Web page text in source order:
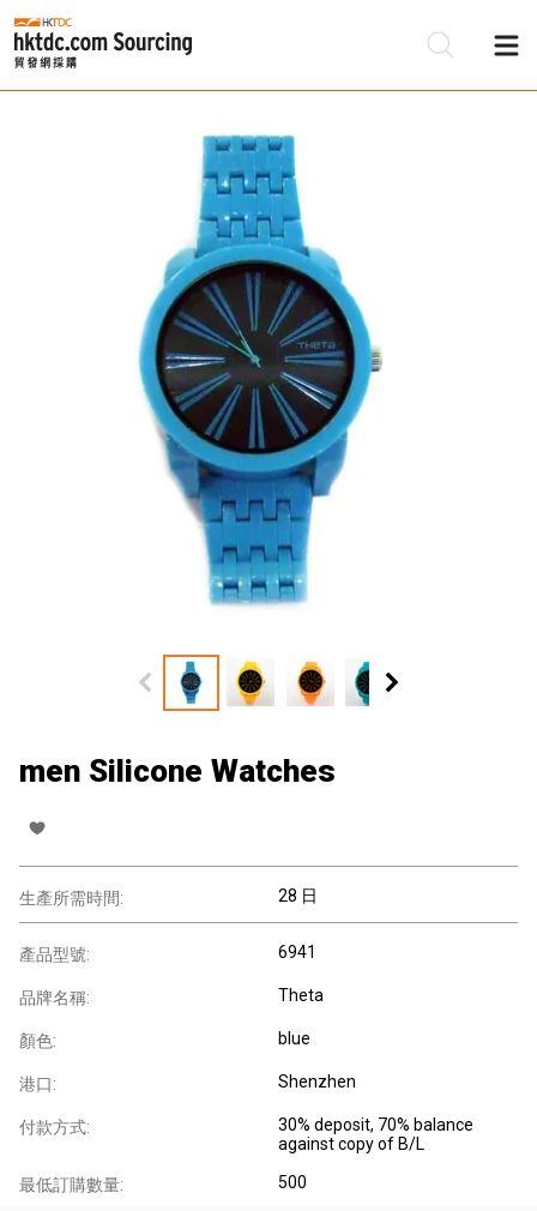
men Silicone Watches
生產所需時間: 28 日
產品型號: 6941
品牌名稱: Theta
顏色: blue
港口: Shenzhen
付款方式:
30% deposit, 70% balance
against copy of B/L
最低訂購數量: 500